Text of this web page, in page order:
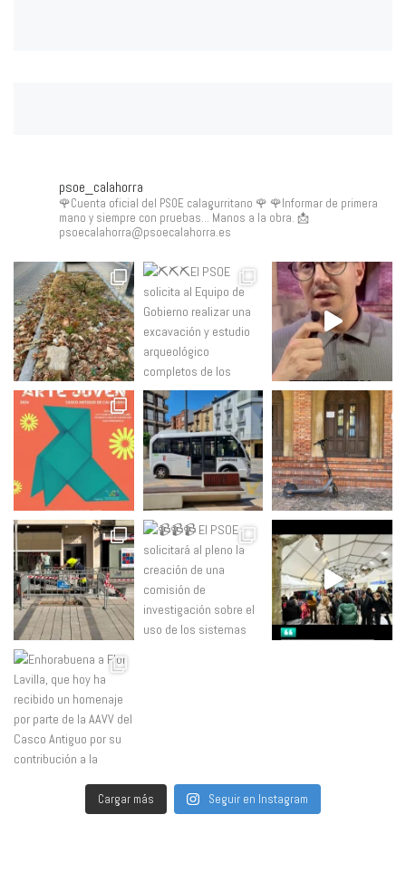
psoe_calahorra
🌹Cuenta oficial del PSOE calagurritano 🌹 🌹Informar de primera
mano y siempre con pruebas... Manos a la obra. 📩
psoecalahorra@psoecalahorra.es
Cargar más Seguir en Instagram